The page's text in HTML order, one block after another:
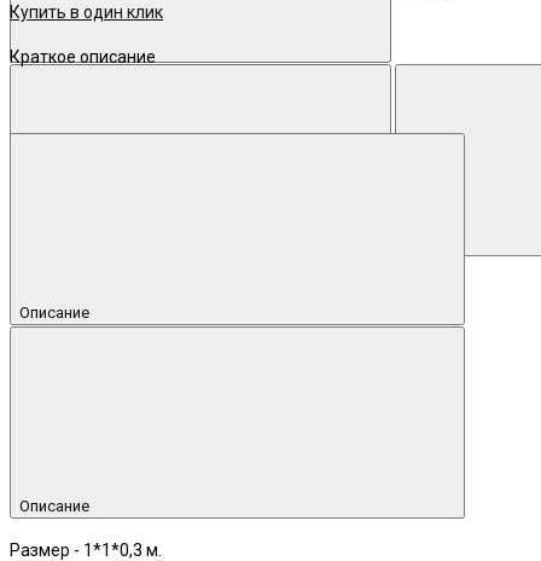
Купить в один клик
Краткое описание
Описание
Описание
Размер - 1*1*0,3 м.